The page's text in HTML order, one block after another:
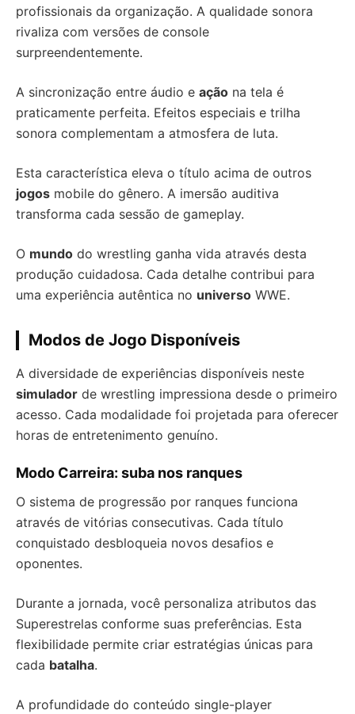
profissionais da organização. A qualidade sonora
rivaliza com versões de console
surpreendentemente.
A sincronização entre áudio e ação na tela é
praticamente perfeita. Efeitos especiais e trilha
sonora complementam a atmosfera de luta.
Esta característica eleva o título acima de outros
jogos mobile do gênero. A imersão auditiva
transforma cada sessão de gameplay.
O mundo do wrestling ganha vida através desta
produção cuidadosa. Cada detalhe contribui para
uma experiência autêntica no universo WWE.
Modos de Jogo Disponíveis
A diversidade de experiências disponíveis neste
simulador de wrestling impressiona desde o primeiro
acesso. Cada modalidade foi projetada para oferecer
horas de entretenimento genuíno.
Modo Carreira: suba nos ranques
O sistema de progressão por ranques funciona
através de vitórias consecutivas. Cada título
conquistado desbloqueia novos desafios e
oponentes.
Durante a jornada, você personaliza atributos das
Superestrelas conforme suas preferências. Esta
flexibilidade permite criar estratégias únicas para
cada batalha.
A profundidade do conteúdo single-player